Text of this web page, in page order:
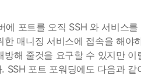
포트를 오직 SSH 와 서비스
매니징 서비스에 접속을 해야
해 줄것을 요구할 수 있지만
포트 포워딩에도 다음과